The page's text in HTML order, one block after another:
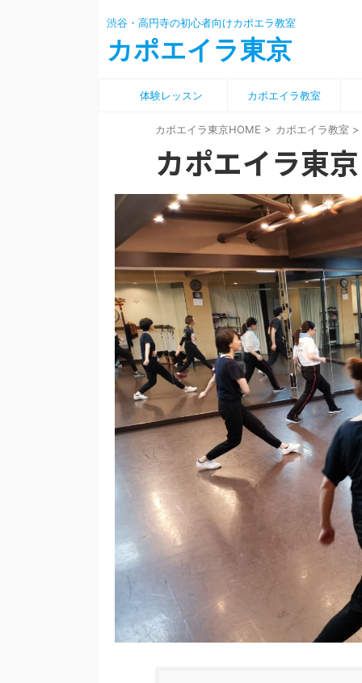
渋谷・高円寺の初心者向けカポエラ教室
カポエイラ東京
体験レッスン カポエイラ教室
カポエイラ東京HOME > カポエイラ教室 >
カポエイラ東